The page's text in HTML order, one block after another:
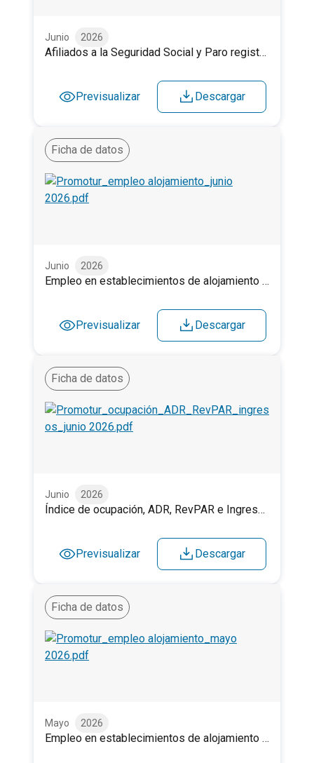
Junio 2026
Afiliados a la Seguridad Social y Paro registrado. Junio 2026.
Previsualizar Descargar
Ficha de datos
Junio 2026
Empleo en establecimientos de alojamiento turístico. Junio 2026.
Previsualizar Descargar
Ficha de datos
Junio 2026
Índice de ocupación, ADR, RevPAR e Ingresos en establecimientos alojativos. Junio 2026.
Previsualizar Descargar
Ficha de datos
Mayo 2026
Empleo en establecimientos de alojamiento turístico. Mayo 2026.